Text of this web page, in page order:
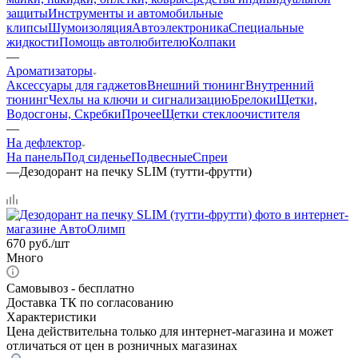
защитыИнструменты и автомобильные
клипсыШумоизоляцияАвтоэлектроникаСпециальные
жидкостиПомощь автолюбителюКолпаки
—
Ароматизаторы
Аксессуары для гаджетовВнешний тюнингВнутренний
тюнингЧехлы на ключи и сигнализациюБрелокиЩетки,
Водосгоны, СкребкиПрочееЩетки стеклоочистителя
—
На дефлектор
На панельПод сиденьеПодвесныеСпреи
—Дезодорант на печку SLIM (тутти-фрутти)
670 руб./шт
Много
Самовывоз - бесплатно
Доставка ТК по согласованию
Характеристики
Цена действительна только для интернет-магазина и может
отличаться от цен в розничных магазинах